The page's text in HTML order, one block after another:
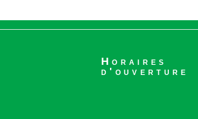
Horaires
d'ouverture